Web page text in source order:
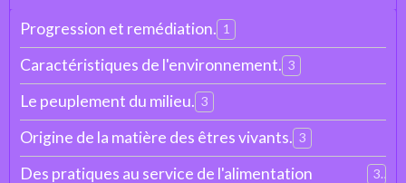
Progression et remédiation. 1
Caractéristiques de l'environnement. 3
Le peuplement du milieu. 3
Origine de la matière des êtres vivants. 3
Des pratiques au service de l'alimentation
3